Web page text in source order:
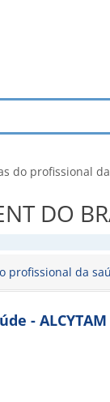
do profissional
DO
profissional da
- ALCYTAM